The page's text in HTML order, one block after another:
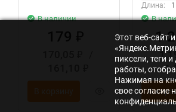
В наличии
Длина:
В
1
1
1
В
Этот веб-сайт
пиксели, теги
работы,
Нажимая на
свое согласие